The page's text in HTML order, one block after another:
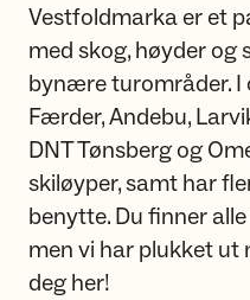
Vestfoldmarka er et
med skog, høyder og
bynære turområder. I
Færder, Andebu,
DNT Tønsberg og
skiløyper, samt har
benytte. Du finner
men vi har plukket
deg her!